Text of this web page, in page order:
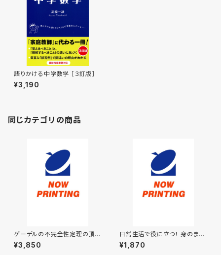
語りかける中学数学 ［３訂版］
¥3,190
同じカテゴリの商品
ゲーデルの不完全性定理の頂を
踏む
¥3,850
日常生活で役に立つ！ 身のまわ
りの計算 まるごとドリル
¥1,870